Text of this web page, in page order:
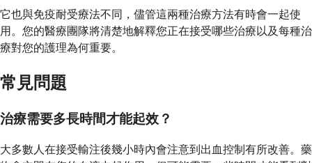
它也與免疫耐受療法不同，儘管這兩種治療方法有時會一起使
用。您的醫療團隊將清楚地解釋您正在接受哪些治療以及每種治
療對您的護理為何重要。
常見問題
治療需要多長時間才能起效？
大多數人在接受輸注後幾小時內會注意到出血控制有所改善。藥